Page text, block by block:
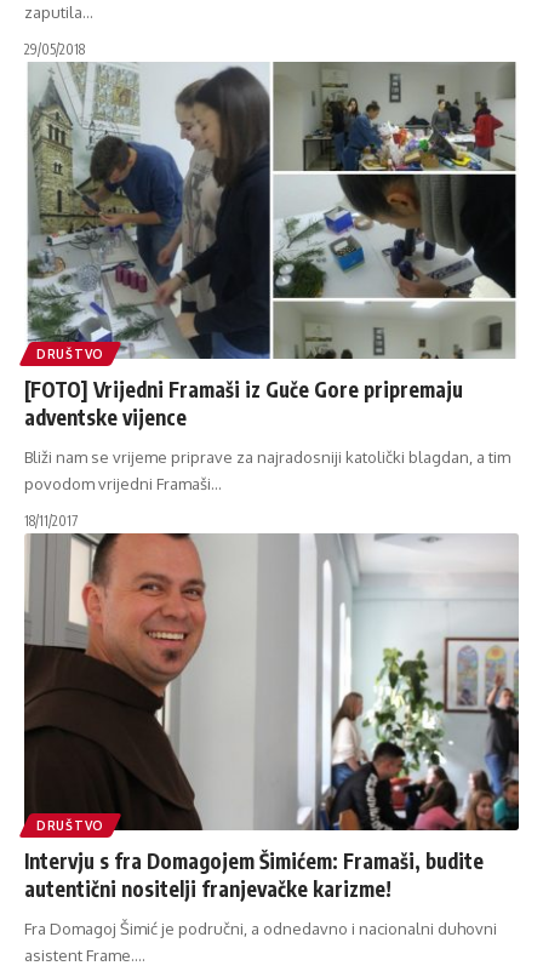
zaputila…
29/05/2018
DRUŠTVO
[FOTO] Vrijedni Framaši iz Guče Gore pripremaju
adventske vijence
Bliži nam se vrijeme priprave za najradosniji katolički blagdan, a tim
povodom vrijedni Framaši…
18/11/2017
DRUŠTVO
Intervju s fra Domagojem Šimićem: Framaši, budite
autentični nositelji franjevačke karizme!
Fra Domagoj Šimić je područni, a odnedavno i nacionalni duhovni
asistent Frame.…